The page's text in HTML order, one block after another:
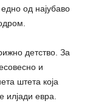
од најубаво
детство. За
и
штета која
илјади евра.